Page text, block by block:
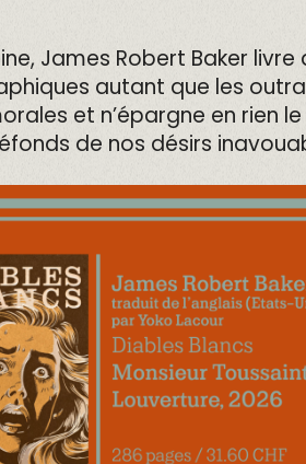
James Robert Baker
autant que les
et n’épargne en rien le
de nos désirs